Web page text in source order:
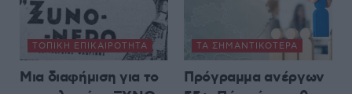
ΤΟΠΙΚΉ ΕΠΙΚΑΙΡΌΤΗΤΑ
Μια διαφήμιση για το
ΤΑ ΣΗΜΑΝΤΙΚΟΤΕΡΑ
Πρόγραμμα ανέργων